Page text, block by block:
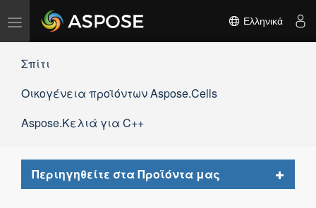
Εναλλαγή
πλοήγησης
Ελληνικά
Σπίτι
Οικογένεια προϊόντων Aspose.Cells
Aspose.Κελιά για C++
Περιηγηθείτε στα Προϊόντα μας
Toggle